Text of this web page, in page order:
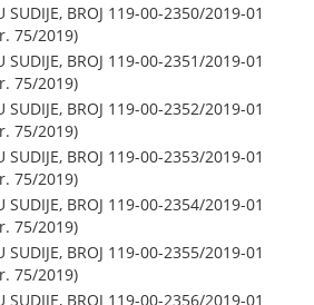
SUDIJE, BROJ 119-00-2350/2019-01
75/2019)
SUDIJE, BROJ 119-00-2351/2019-01
75/2019)
SUDIJE, BROJ 119-00-2352/2019-01
75/2019)
SUDIJE, BROJ 119-00-2353/2019-01
75/2019)
SUDIJE, BROJ 119-00-2354/2019-01
75/2019)
SUDIJE, BROJ 119-00-2355/2019-01
75/2019)
SUDIJE, BROJ 119-00-2356/2019-01